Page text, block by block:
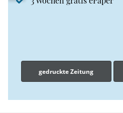
gedruckte Zeitung